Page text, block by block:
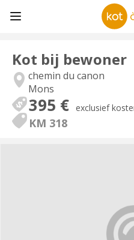
Kot bij bewoner
chemin du canon
Mons
395 € exclusief
KM 318